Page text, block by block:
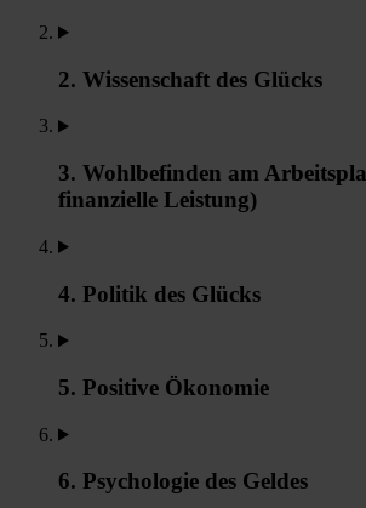
2. Wissenschaft des Glücks
3. Wohlbefinden am
finanzielle Leistung)
4. Politik des Glücks
5. Positive Ökonomie
6. Psychologie des Geldes